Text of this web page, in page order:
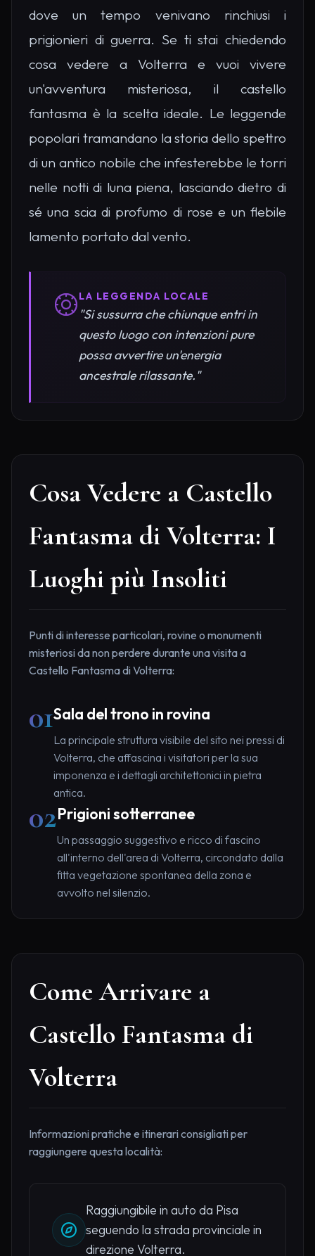
dove un tempo venivano rinchiusi i
prigionieri di guerra. Se ti stai chiedendo
cosa vedere a Volterra e vuoi vivere
un'avventura misteriosa, il castello
fantasma è la scelta ideale. Le leggende
popolari tramandano la storia dello spettro
di un antico nobile che infesterebbe le torri
nelle notti di luna piena, lasciando dietro di
sé una scia di profumo di rose e un flebile
lamento portato dal vento.
LA LEGGENDA LOCALE
"Si sussurra che chiunque entri in
questo luogo con intenzioni pure
possa avvertire un'energia
ancestrale rilassante."
Cosa Vedere a Castello
Fantasma di Volterra: I
Luoghi più Insoliti
Punti di interesse particolari, rovine o monumenti
misteriosi da non perdere durante una visita a
Castello Fantasma di Volterra:
01Sala del trono in rovina
La principale struttura visibile del sito nei pressi di
Volterra, che affascina i visitatori per la sua
imponenza e i dettagli architettonici in pietra
antica.
02Prigioni sotterranee
Un passaggio suggestivo e ricco di fascino
all'interno dell'area di Volterra, circondato dalla
fitta vegetazione spontanea della zona e
avvolto nel silenzio.
Come Arrivare a
Castello Fantasma di
Volterra
Informazioni pratiche e itinerari consigliati per
raggiungere questa località:
Raggiungibile in auto da Pisa
seguendo la strada provinciale in
direzione Volterra.